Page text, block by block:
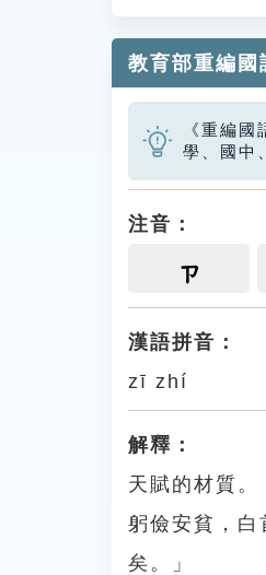
教育部重編國
《重編
學、國中
注音：
ㄗ
漢語拼音：
zī zhí
解釋：
天賦的材質。
躬儉安貧，白
矣。」